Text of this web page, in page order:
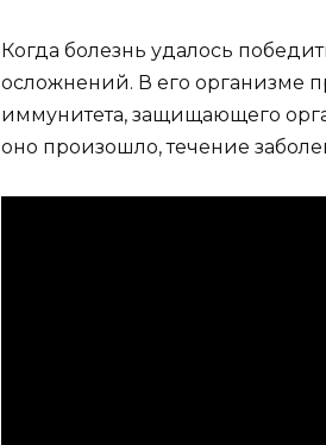
Когда болезнь удалось
осложнений. В его организме
иммунитета, защищающего
оно произошло, течение